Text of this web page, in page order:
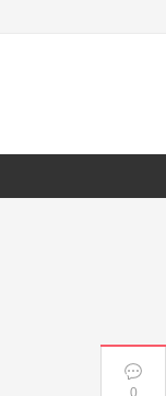
0